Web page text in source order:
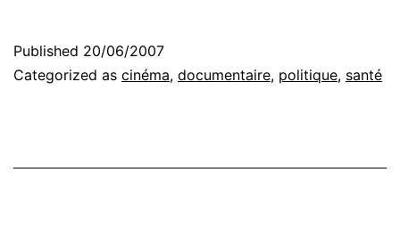
Published 20/06/2007
Categorized as cinéma, documentaire, politique, santé